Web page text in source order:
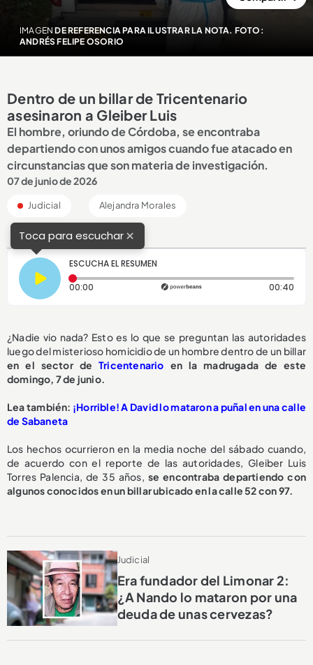
IMAGEN DE REFERENCIA PARA ILUSTRAR LA NOTA. FOTO:
ANDRÉS FELIPE OSORIO
Dentro de un billar de Tricentenario
asesinaron a Gleiber Luis
El hombre, oriundo de Córdoba, se encontraba
departiendo con unos amigos cuando fue atacado en
circunstancias que son materia de investigación.
07 de junio de 2026
Judicial Alejandra Morales
Toca para escuchar×
ESCUCHA EL RESUMEN
00:00 Tiempo transcurrido: 0 segundos 00:40
¿Nadie vio nada? Esto es lo que se preguntan las autoridades
luego del misterioso homicidio de un hombre dentro de un billar
en el sector deTricentenario en la madrugada de este
domingo, 7 de junio.
Lea también: ¡Horrible! A David lo mataron a puñal en una calle
de Sabaneta
Los hechos ocurrieron en la media noche del sábado cuando,
de acuerdo con el reporte de las autoridades, Gleiber Luis
Torres Palencia, de 35 años, se encontraba departiendo con
algunos conocidos en un billar ubicado en la calle 52 con 97.
Judicial
Era fundador del Limonar 2:
¿A Nando lo mataron por una
deuda de unas cervezas?